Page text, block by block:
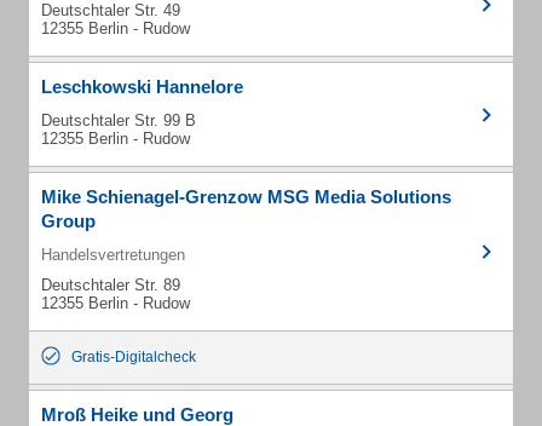
Deutschtaler Str. 49
12355 Berlin - Rudow
Leschkowski Hannelore
Deutschtaler Str. 99 B
12355 Berlin - Rudow
Mike Schienagel-Grenzow MSG Media Solutions
Group
Handelsvertretungen
Deutschtaler Str. 89
12355 Berlin - Rudow
Gratis-Digitalcheck
Mroß Heike und Georg